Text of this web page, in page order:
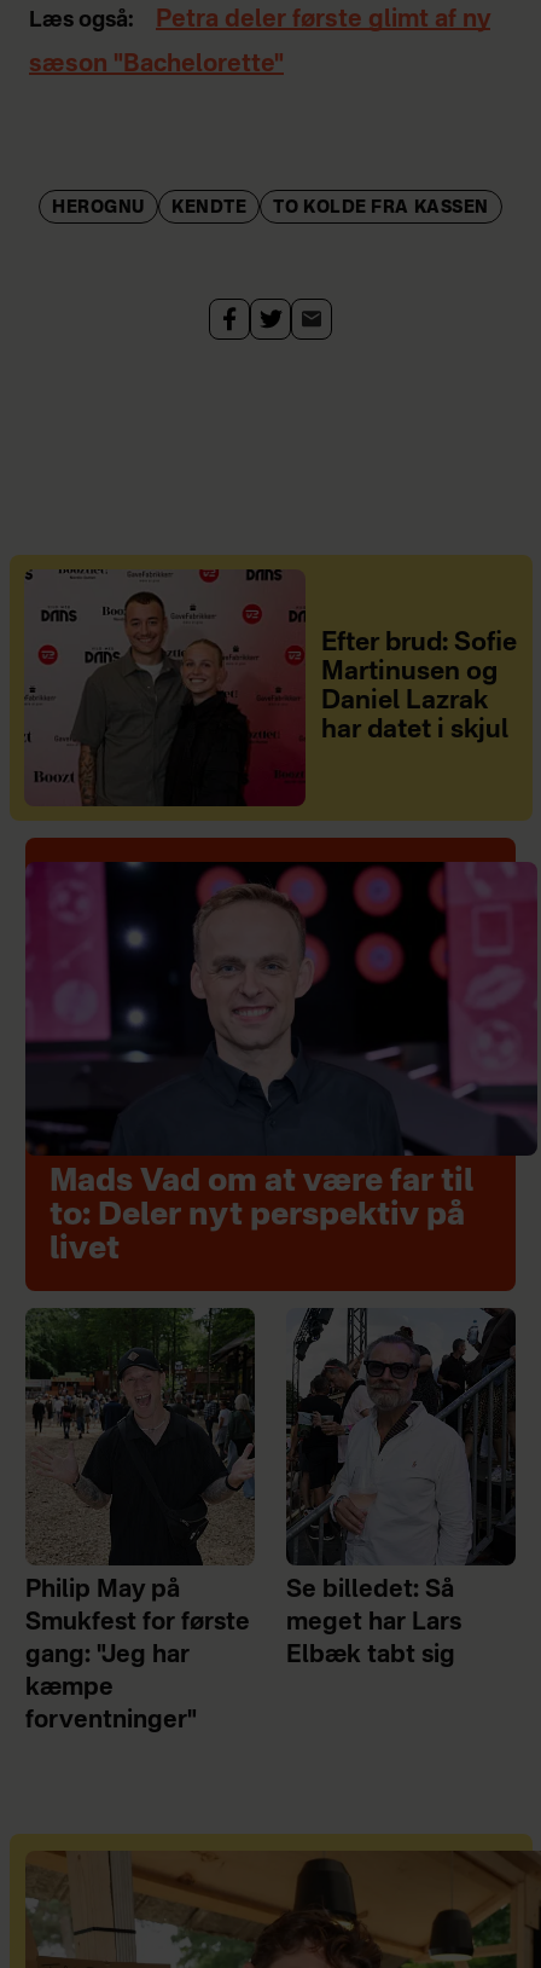
Læs også:
Petra deler første glimt af ny
sæson "Bachelorette"
HEROGNU KENDTE TO KOLDE FRA KASSEN
Efter brud: Sofie
Martinusen og
Daniel Lazrak
har datet i skjul
Mads Vad om at være far til
to: Deler nyt perspektiv på
livet
Philip May på
Smukfest for første
gang: "Jeg har
kæmpe
forventninger"
Se billedet: Så
meget har Lars
Elbæk tabt sig